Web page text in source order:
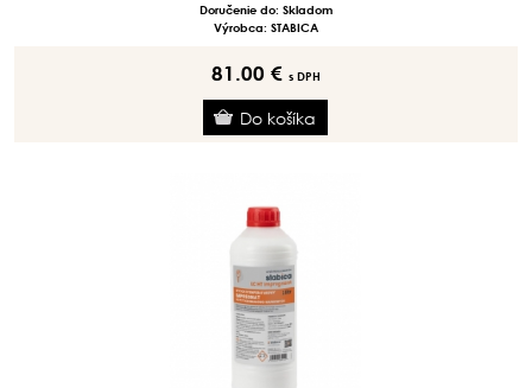
Doručenie do: Skladom
Výrobca: STABICA
81.00 € s DPH